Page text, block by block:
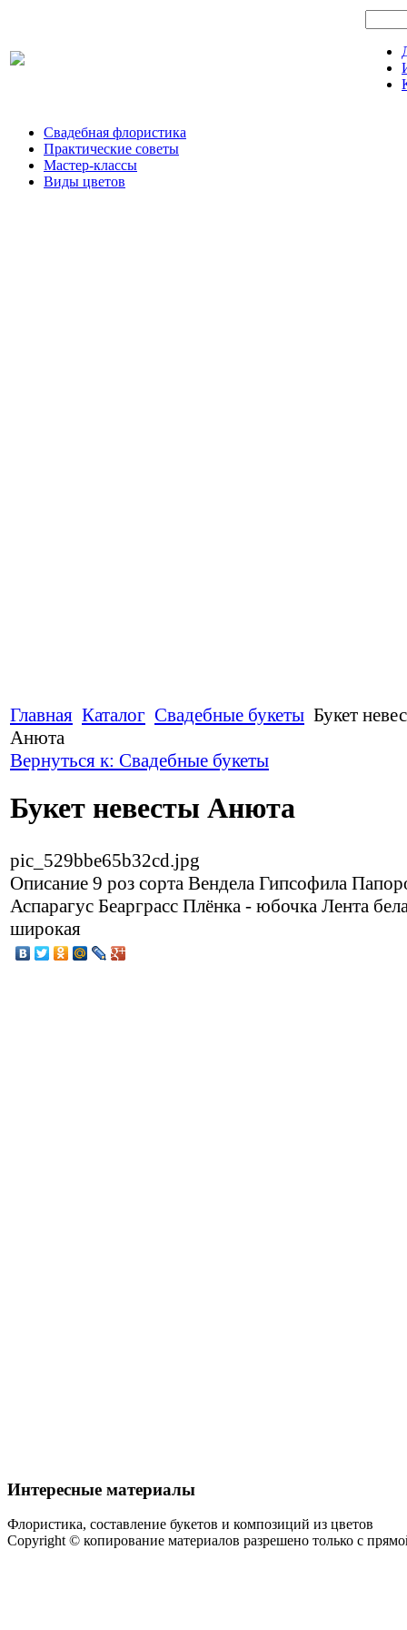
Свадебная флористика
Практические советы
Мастер-классы
Виды цветов
Главная Каталог Свадебные букеты Букет
Анюта
Вернуться к: Свадебные букеты
Букет невесты Анюта
pic_529bbe65b32cd.jpg
Описание 9 роз сорта Вендела Гипсофила
Аспарагус Беарграсс Плёнка - юбочка Лента
широкая
Интересные материалы
Флористика, составление букетов и композиций из цветов
Copyright © копирование материалов разрешено только с